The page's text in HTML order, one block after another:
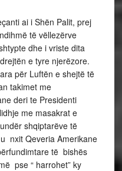
ai i Shën Palit, prej
të vëllezërve
dhe i vriste dita
e tyre njerëzore.
për Luftën e shejtë të
takimet me
deri te Presidenti
me masakrat e
shqiptarëve të
nxit Qeveria Amerikane
të bishës
pse “ harrohet” ky